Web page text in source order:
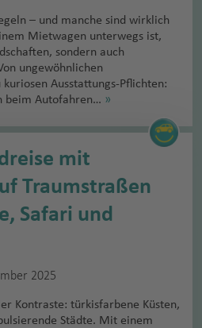
– und manche sind wirklich
Mietwagen unterwegs ist,
sondern auch
ungewöhnlichen
Ausstattungs-Pflichten:
beim Autofahren… »
mit
Traumstraßen
Safari und
2025
Kontraste: türkisfarbene Küsten,
Städte. Mit einem